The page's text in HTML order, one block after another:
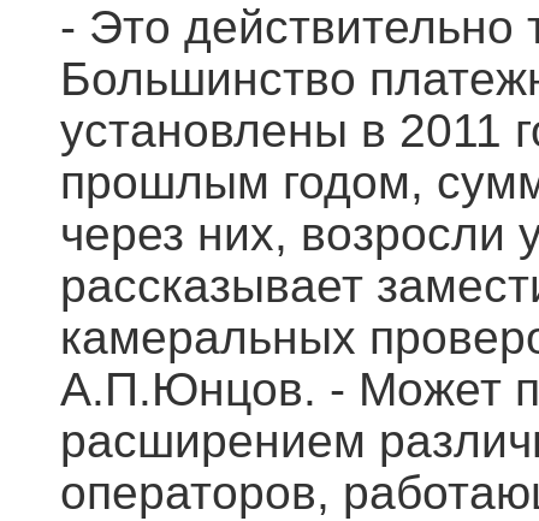
- Это
Большинство
установлены в 2011
прошлым годом,
через них, возросли
рассказывает
камеральных
А.П.Юнцов. - Может
расширением
операторов,